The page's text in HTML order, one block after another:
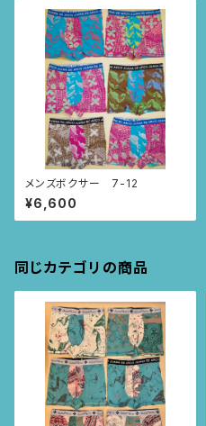
メンズボクサー 7-12
¥6,600
同じカテゴリの商品